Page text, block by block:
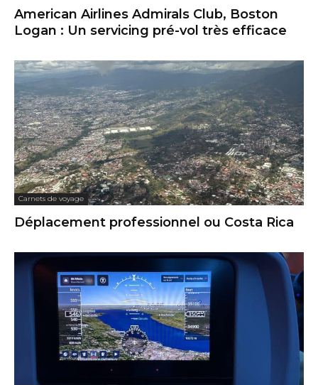
American Airlines Admirals Club, Boston
Logan : Un servicing pré-vol très efficace
Carnets de voyage
Déplacement professionnel ou Costa Rica